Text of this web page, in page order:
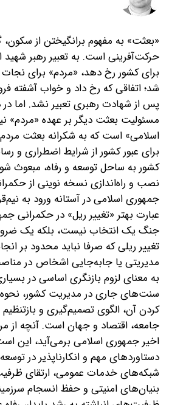
«بعثت» به مفهوم برانگیختن از
حرکت‌آفرینی است. به تعبیر رهبر شهید
برای کشور رخ دهد، «مردم» برای
شد؛ اتفاقی که رخ داد و خواب آشفته
پس از شهادت رهبری تعبیر نشد. اما
مسئولیت بعثت دیگر بر عهده
اسلامی» است که به شکرانه بعثت مردم
برای عبور کشور از شرایط اضطراری و
کشور به ساحل توسعه و رفاه، مبعوث
نصب و راه‌اندازی نسخه نوینی از
جمهوری اسلامی در آستانه ورود به
عبارت بهتر «تغییر ریل» در حکمرانی
جنگ یک انتخاب نیست، بلکه یک
تغییر ریلی که صرفا نباید محدود بر
مدیریتی یا جابه‌جایی اشخاص در
به معنای لزوم بازنگری اساسی در
سنت‌های جاری در مدیریت کشور،
کردن آن، الگوی تصمیم‌گیری و
جامعه، اقتصاد و جهان است. آنچه از
اخیر جمهوری اسلامی برمی‌آید، این
دستاوردهای مهم و انکارناپذیر در
شبکه‌های خدمات عمومی، ارتقای
بنیان‌های امنیتی و حفظ انسجام